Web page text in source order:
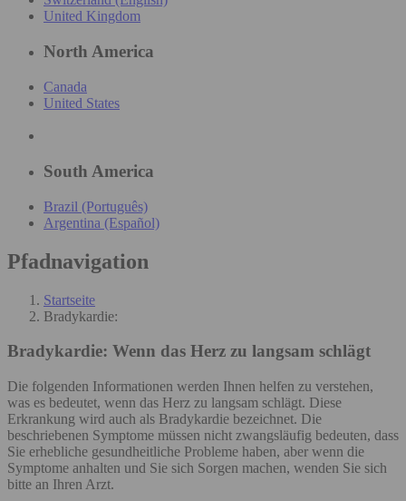
United Kingdom
North America
Canada
United States
South America
Brazil (Português)
Argentina (Español)
Pfadnavigation
Startseite
Bradykardie:
Bradykardie: Wenn das Herz zu langsam schlägt
Die folgenden Informationen werden Ihnen helfen zu verstehen,
was es bedeutet, wenn das Herz zu langsam schlägt. Diese
Erkrankung wird auch als Bradykardie bezeichnet. Die
beschriebenen Symptome müssen nicht zwangsläufig bedeuten, dass
Sie erhebliche gesundheitliche Probleme haben, aber wenn die
Symptome anhalten und Sie sich Sorgen machen, wenden Sie sich
bitte an Ihren Arzt.